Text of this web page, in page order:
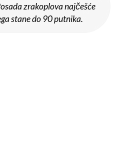
zrakoplova najčešće
stane do 90 putnika.